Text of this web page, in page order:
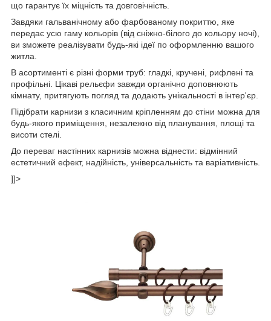
що гарантує їх міцність та довговічність.
Завдяки гальванічному або фарбованому покриттю, яке
передає усю гаму кольорів (від сніжно-білого до кольору ночі),
ви зможете реалізувати будь-які ідеї по оформленню вашого
житла.
В асортименті є різні форми труб: гладкі, кручені, рифлені та
профільні. Цікаві рельєфи завжди органічно доповнюють
кімнату, притягують погляд та додають унікальності в інтер'єр.
Підібрати карнизи з класичним кріпленням до стіни можна для
будь-якого приміщення, незалежно від планування, площі та
висоти стелі.
До переваг настінних карнизів можна віднести: відмінний
естетичний ефект, надійність, універсальність та варіативність.
]]>